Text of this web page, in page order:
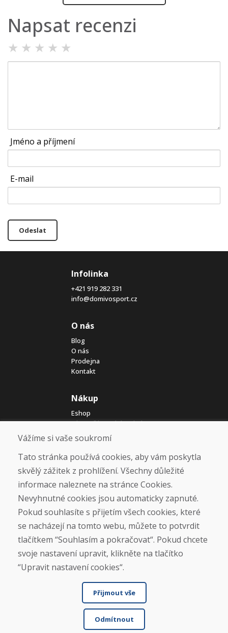
Napsat recenzi
★ ★ ★ ★ ★
Jméno a příjmení
E-mail
Odeslat
Infolinka
+421 919 282 331
info@domivosport.cz
O nás
Blog
O nás
Prodejna
Kontakt
Nákup
Eshop
Jak posíláme elektrokola
Obchodní podmínky
Doprava
Platba
Vrácení a výměna zboží
Ochrana osobních údajů
Cookies
Sociální sítě
Vážíme si vaše soukromí
Tato stránka používá cookies, aby vám poskytla
skvělý zážitek z prohlížení. Všechny důležité
informace naleznete na stránce Cookies.
Nevyhnutné cookies jsou automaticky zapnuté.
Pokud souhlasíte s přijetím všech cookies, které
se nacházejí na tomto webu, můžete to potvrdit
tlačítkem “Souhlasím a pokračovat“. Pokud chcete
svoje nastavení upravit, klikněte na tlačítko
“Upravit nastavení cookies“.
Přijmout vše
Odmítnout